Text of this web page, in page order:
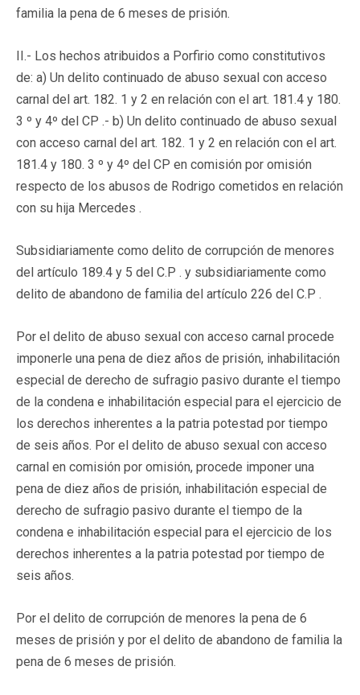
familia la pena de 6 meses de prisión.
II.- Los hechos atribuidos a Porfirio como constitutivos
de: a) Un delito continuado de abuso sexual con acceso
carnal del art. 182. 1 y 2 en relación con el art. 181.4 y 180.
3 º y 4º del CP .- b) Un delito continuado de abuso sexual
con acceso carnal del art. 182. 1 y 2 en relación con el art.
181.4 y 180. 3 º y 4º del CP en comisión por omisión
respecto de los abusos de Rodrigo cometidos en relación
con su hija Mercedes .
Subsidiariamente como delito de corrupción de menores
del artículo 189.4 y 5 del C.P . y subsidiariamente como
delito de abandono de familia del artículo 226 del C.P .
Por el delito de abuso sexual con acceso carnal procede
imponerle una pena de diez años de prisión, inhabilitación
especial de derecho de sufragio pasivo durante el tiempo
de la condena e inhabilitación especial para el ejercicio de
los derechos inherentes a la patria potestad por tiempo
de seis años. Por el delito de abuso sexual con acceso
carnal en comisión por omisión, procede imponer una
pena de diez años de prisión, inhabilitación especial de
derecho de sufragio pasivo durante el tiempo de la
condena e inhabilitación especial para el ejercicio de los
derechos inherentes a la patria potestad por tiempo de
seis años.
Por el delito de corrupción de menores la pena de 6
meses de prisión y por el delito de abandono de familia la
pena de 6 meses de prisión.